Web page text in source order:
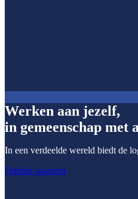
Werken aan jezelf,
in gemeenschap met
In een verdeelde wereld biedt de
Ontdek waarom